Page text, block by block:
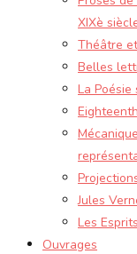
XIXè
Théâtre
Belles
La
Jules
Les
Ouvrages